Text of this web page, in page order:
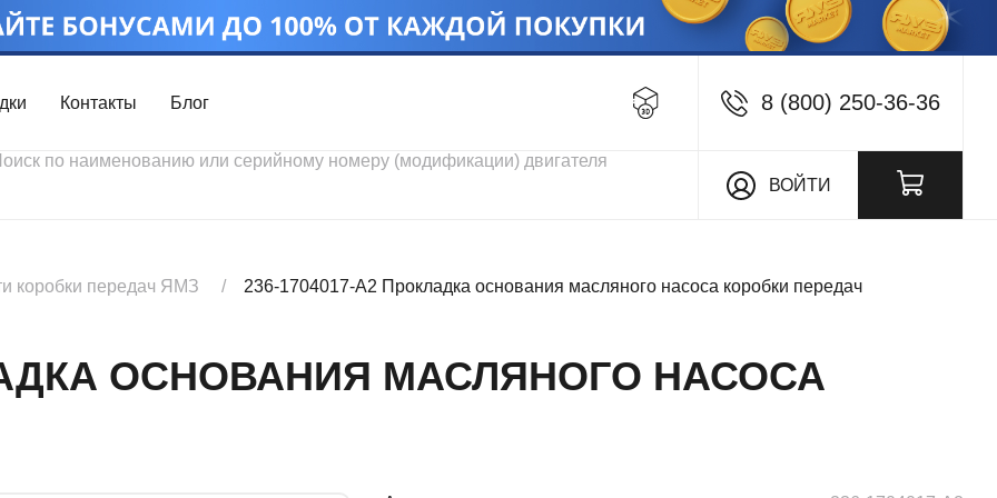
Контакты Блог 8 (800) 250-36-36
ВОЙТИ
Скидки
коробки передач ЯМЗ 236-1704017-А2 Прокладка основания масляного насоса коробки передач
ОСНОВАНИЯ МАСЛЯНОГО НАСОСА